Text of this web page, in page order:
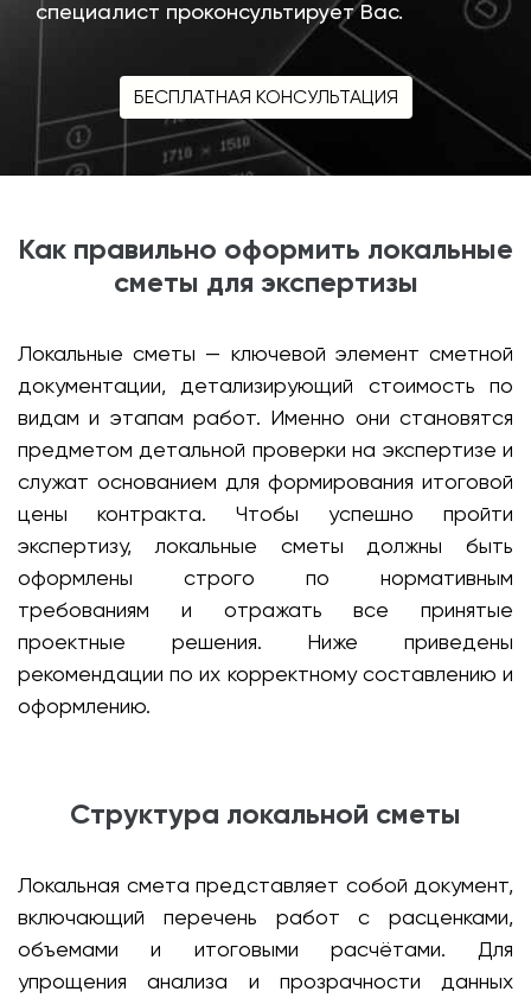
специалист проконсультирует Вас.
БЕСПЛАТНАЯ КОНСУЛЬТАЦИЯ
Как правильно оформить локальные
сметы для экспертизы
Локальные сметы — ключевой элемент сметной
документации, детализирующий стоимость по
видам и этапам работ. Именно они становятся
предметом детальной проверки на экспертизе и
служат основанием для формирования итоговой
цены контракта. Чтобы успешно пройти
экспертизу, локальные сметы должны быть
оформлены строго по нормативным
требованиям и отражать все принятые
проектные решения. Ниже приведены
рекомендации по их корректному составлению и
оформлению.
Структура локальной сметы
Локальная смета представляет собой документ,
включающий перечень работ с расценками,
объемами и итоговыми расчётами. Для
упрощения анализа и прозрачности данных